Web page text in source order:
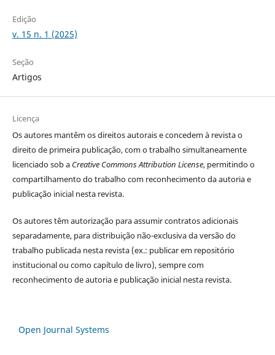
Edição
v. 15 n. 1 (2025)
Seção
Artigos
Licença
Os autores mantêm os direitos autorais e concedem à revista o
direito de primeira publicação, com o trabalho simultaneamente
licenciado sob a Creative Commons Attribution License, permitindo o
compartilhamento do trabalho com reconhecimento da autoria e
publicação inicial nesta revista.
Os autores têm autorização para assumir contratos adicionais
separadamente, para distribuição não-exclusiva da versão do
trabalho publicada nesta revista (ex.: publicar em repositório
institucional ou como capítulo de livro), sempre com
reconhecimento de autoria e publicação inicial nesta revista.
Open Journal Systems